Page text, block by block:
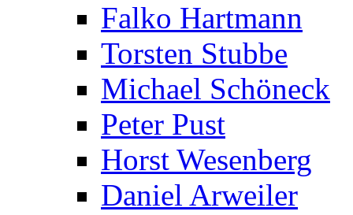
Falko Hartmann
Torsten Stubbe
Michael Schöneck
Peter Pust
Horst Wesenberg
Daniel Arweiler